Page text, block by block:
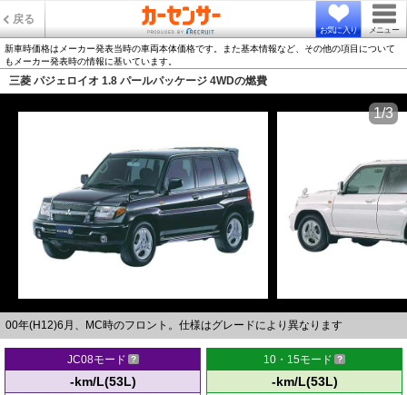
戻る
お気に入り メニュー
新車時価格はメーカー発表当時の車両本体価格です。また基本情報など、その他の項目について
もメーカー発表時の情報に基いています。
三菱 パジェロイオ 1.8 パールパッケージ 4WDの燃費
00年(H12)6月、MC時のフロント。仕様はグレードにより異なります
1/3
JC08モード
-km/L(53L)
10・15モード
-km/L(53L)